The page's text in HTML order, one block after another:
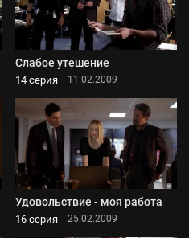
Слабое утешение
14 серия 11.02.2009
Удовольствие - моя работа
16 серия 25.02.2009